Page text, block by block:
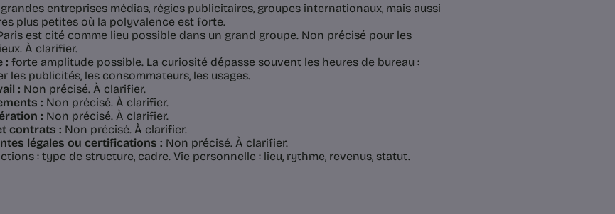
grandes entreprises médias, régies publicitaires, groupes internationaux, mais aussi
plus petites où la polyvalence est forte.
est cité comme lieu possible dans un grand groupe. Non précisé pour les
À clarifier.
: forte amplitude possible. La curiosité dépasse souvent les heures de bureau :
les publicités, les consommateurs, les usages.
: Non précisé. À clarifier.
: Non précisé. À clarifier.
: Non précisé. À clarifier.
contrats : Non précisé. À clarifier.
légales ou certifications : Non précisé. À clarifier.
: type de structure, cadre. Vie personnelle : lieu, rythme, revenus, statut.